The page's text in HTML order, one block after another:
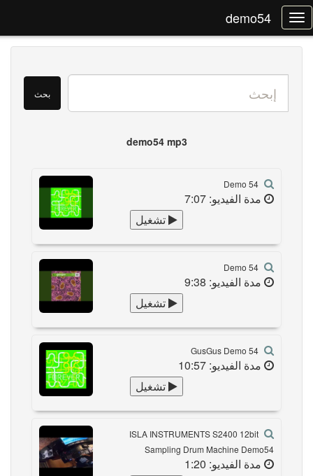
n
demo54
demo54 mp3
Demo 54
مدة الفيديو: 7:07
تشغيل
Demo 54
مدة الفيديو: 9:38
تشغيل
GusGus Demo 54
مدة الفيديو: 10:57
تشغيل
ISLA INSTRUMENTS S2400 12bit
Sampling Drum Machine Demo54
مدة الفيديو: 1:20